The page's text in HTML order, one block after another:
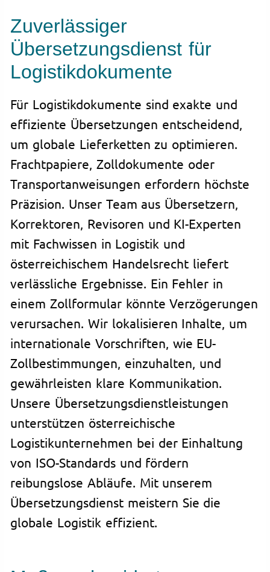
Zuverlässiger
Übersetzungsdienst für
Logistikdokumente
Für Logistikdokumente sind exakte und
effiziente Übersetzungen entscheidend,
um globale Lieferketten zu optimieren.
Frachtpapiere, Zolldokumente oder
Transportanweisungen erfordern höchste
Präzision. Unser Team aus Übersetzern,
Korrektoren, Revisoren und KI-Experten
mit Fachwissen in Logistik und
österreichischem Handelsrecht liefert
verlässliche Ergebnisse. Ein Fehler in
einem Zollformular könnte Verzögerungen
verursachen. Wir lokalisieren Inhalte, um
internationale Vorschriften, wie EU-
Zollbestimmungen, einzuhalten, und
gewährleisten klare Kommunikation.
Unsere Übersetzungsdienstleistungen
unterstützen österreichische
Logistikunternehmen bei der Einhaltung
von ISO-Standards und fördern
reibungslose Abläufe. Mit unserem
Übersetzungsdienst meistern Sie die
globale Logistik effizient.